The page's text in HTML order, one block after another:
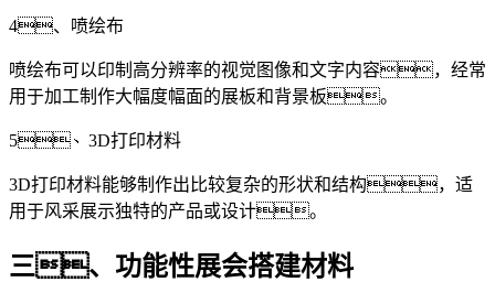
4、喷绘布
喷绘布可以印制高分辨率的视觉图像和文字内容，经常
用于加工制作大幅度幅面的展板和背景板。
5、3D打印材料
3D打印材料能够制作出比较复杂的形状和结构，适
用于风采展示独特的产品或设计。
三、功能性展会搭建材料